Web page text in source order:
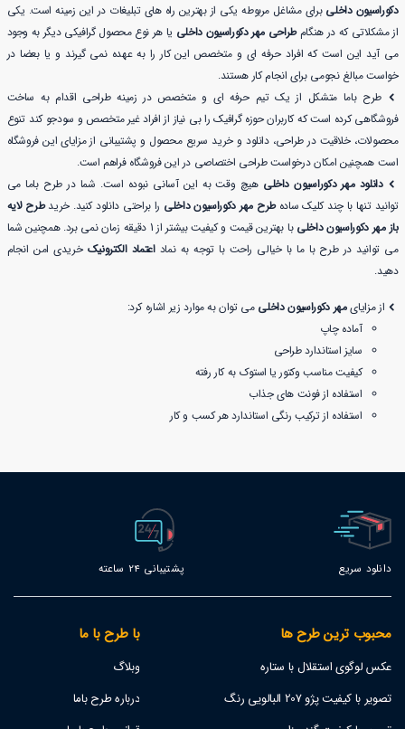
دکوراسیون داخلی برای مشاغل مربوطه یکی از بهترین راه های تبلیغات در این زمینه است. یکی
از مشکلاتی که در هنگامطراحی مهر دکوراسیون داخلی یا هر نوع محصول گرافیکی دیگر به وجود
می آید این است که افراد حرفه ای و متخصص این کار را به عهده نمی گیرند و یا بعضا در
خواست مبالغ نجومی برای انجام کار هستند.
طرح باما متشکل از یک تیم حرفه ای و متخصص در زمینه طراحی اقدام به ساخت
فروشگاهی کرده است که کاربران حوزه گرافیک را بی نیاز از افراد غیر متخصص و سودجو کند تنوع
محصولات، خلاقیت در طراحی، دانلود و خرید سریع محصول و پشتیبانی از مزایای این فروشگاه
است همچنین امکان درخواست طراحی اختصاصی در این فروشگاه فراهم است.
دانلود مهر دکوراسیون داخلیهیچ وقت به این آسانی نبوده است. شما در طرح باما می
توانید تنها با چند کلیک سادهطرح مهر دکوراسیون داخلی را براحتی دانلود کنید. خریدطرح لایه
باز مهر دکوراسیون داخلی
با بهترین قیمت و کیفیت بیشتر از 1 دقیقه زمان نمی برد. همچنین شما
می توانید در طرح با ما با خیالی راحت با توجه به نماداعتماد الکترونیک خریدی امن انجام
دهید.
از مزایایمهر دکوراسیون داخلی می توان به موارد زیر اشاره کرد:
آماده چاپ
سایز استاندارد طراحی
کیفیت مناسب وکتور یا استوک به کار رفته
استفاده از فونت های جذاب
استفاده از ترکیب رنگی استاندارد هر کسب و کار
دانلود سریع پشتیبانی 24 ساعته
محبوب ترین طرح ها
عکس لوگوی استقلال با ستاره
تصویر با کیفیت پژو 207 البالویی رنگ
با طرح با ما
وبلاگ
درباره طرح باما